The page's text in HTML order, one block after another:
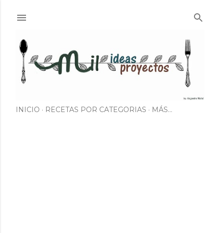
INICIO RECETAS POR CATEGORIAS MÁS…